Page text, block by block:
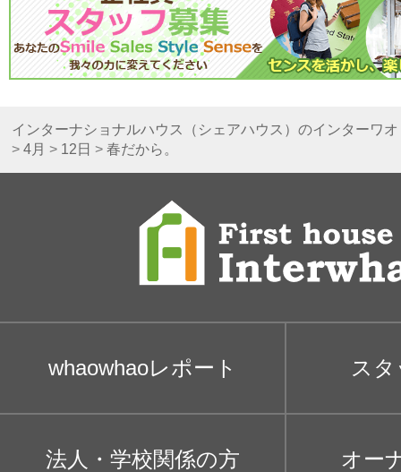
インターナショナルハウス（シェアハウス）のインターワオ
> 4月 > 12日 > 春だから。
whaowhaoレポート ス
法人・学校関係の方 オー